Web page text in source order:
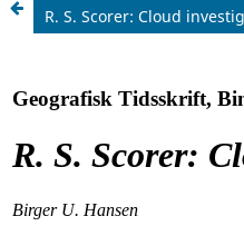
R. S. Scorer: Cloud